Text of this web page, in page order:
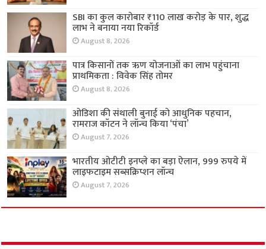
SBI का कुल कारोबार ₹110 लाख करोड़ के पार, शुद्ध
लाभ ने बनाया नया रिकॉर्ड
August 8, 2026
पात्र किसानों तक ऋण योजनाओं का लाभ पहुंचाना
प्राथमिकता : विवेक सिंह तोमर
August 8, 2026
ओडिशा की संथाली बुनाई को आधुनिक पहचान,
रामराज कॉटन ने लॉन्च किया ‘पंचा’
August 7, 2026
भारतीय ओटीटी इनप्ले का बड़ा ऐलान, 999 रुपये में
लाइफटाइम सब्सक्रिप्शन लॉन्च
August 7, 2026